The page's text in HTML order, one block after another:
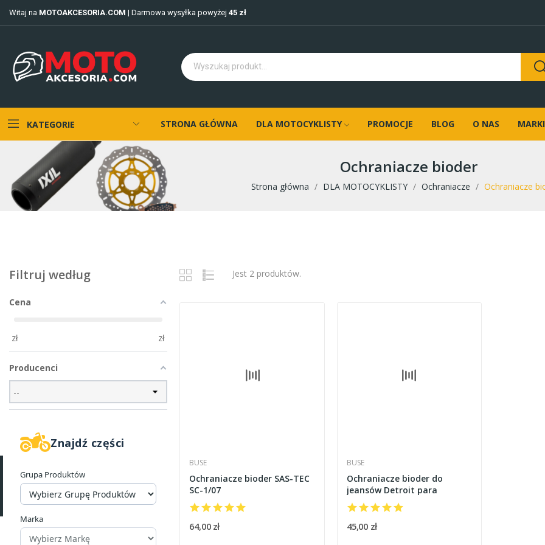
Witaj na MOTOAKCESORIA.COM | Darmowa wysyłka powyżej 45 zł
KATEGORIE STRONA GŁÓWNA DLA MOTOCYKLISTY PROMOCJE BLOG O NAS MARKI
Ochraniacze bioder
Strona główna DLA MOTOCYKLISTY Ochraniacze Ochraniacze
Filtruj według
Cena
zł zł
Producenci
Znajdź części
Grupa Produktów
Marka
Jest 2 produktów.
BUSE
Ochraniacze bioder SAS-TEC
SC-1/07
64,00 zł
BUSE
Ochraniacze bioder do
jeansów Detroit para
45,00 zł